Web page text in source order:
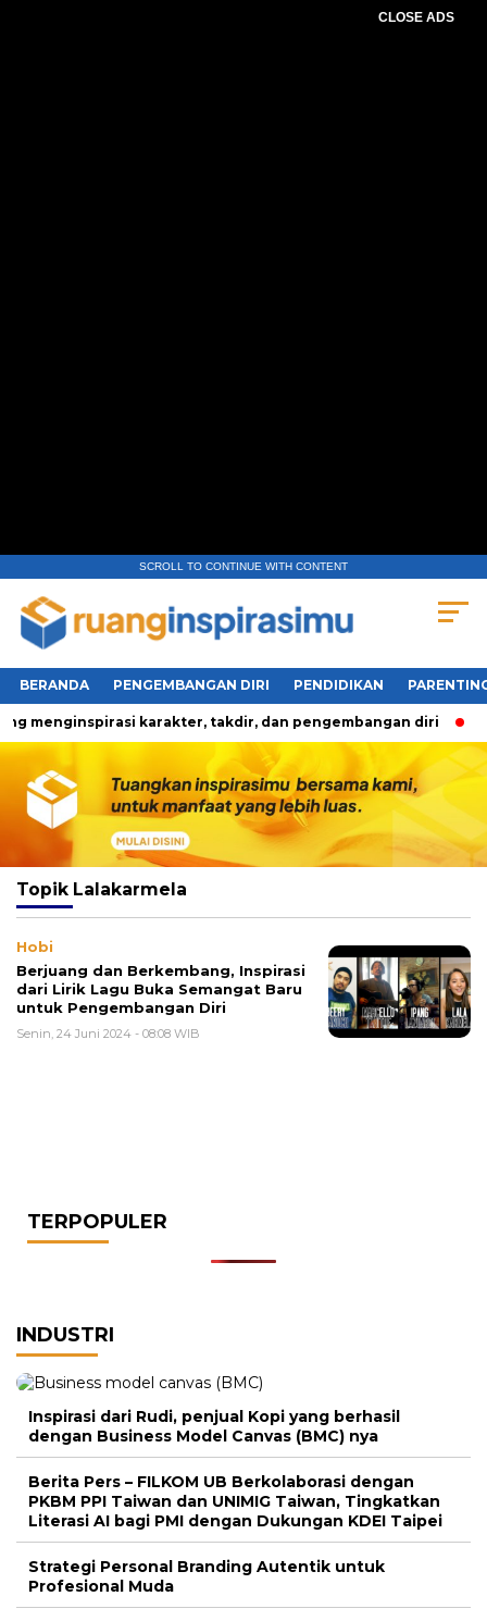
CLOSE ADS
SCROLL TO CONTINUE WITH CONTENT
BERANDA PENGEMBANGAN DIRI PENDIDIKAN
menginspirasi karakter, takdir, dan pengembangan diri
Topik Lalakarmela
Hobi
Berjuang dan Berkembang, Inspirasi
dari Lirik Lagu Buka Semangat Baru
untuk Pengembangan Diri
Senin, 24 Juni 2024 - 08:08 WIB
TERPOPULER
INDUSTRI
Inspirasi dari Rudi, penjual Kopi yang berhasil
dengan Business Model Canvas (BMC) nya
Berita Pers – FILKOM UB Berkolaborasi dengan
PKBM PPI Taiwan dan UNIMIG Taiwan, Tingkatkan
Literasi AI bagi PMI dengan Dukungan KDEI Taipei
Strategi Personal Branding Autentik untuk
Profesional Muda